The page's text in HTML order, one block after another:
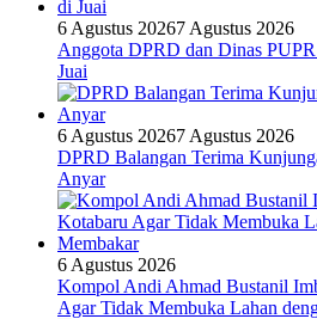
6 Agustus 20267 Agustus 2026
Anggota DPRD dan Dinas
Juai
6 Agustus 20267 Agustus 2026
DPRD Balangan Terima
Anyar
6 Agustus 2026
Kompol Andi Ahmad Bustanil
Agar Tidak Membuka Lahan